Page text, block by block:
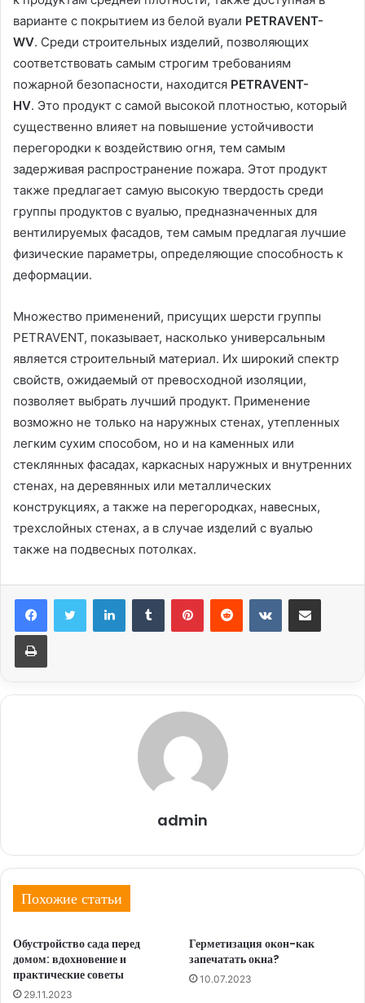
варианте с покрытием из белой вуали PETRAVENT-
WV. Среди строительных изделий, позволяющих
соответствовать самым строгим требованиям
пожарной безопасности, находится PETRAVENT-
HV. Это продукт с самой высокой плотностью, который
существенно влияет на повышение устойчивости
перегородки к воздействию огня, тем самым
задерживая распространение пожара. Этот продукт
также предлагает самую высокую твердость среди
группы продуктов с вуалью, предназначенных для
вентилируемых фасадов, тем самым предлагая лучшие
физические параметры, определяющие способность к
деформации.
Множество применений, присущих шерсти группы
PETRAVENT, показывает, насколько универсальным
является строительный материал. Их широкий спектр
свойств, ожидаемый от превосходной изоляции,
позволяет выбрать лучший продукт. Применение
возможно не только на наружных стенах, утепленных
легким сухим способом, но и на каменных или
стеклянных фасадах, каркасных наружных и внутренних
стенах, на деревянных или металлических
конструкциях, а также на перегородках, навесных,
трехслойных стенах, а в случае изделий с вуалью
также на подвесных потолках.
LinkedInTumblr PinterestReddit ВконтактеПоделиться через электронную почту
Печатать
admin
Похожие статьи
Обустройство сада перед
домом: вдохновение и
практические советы
29.11.2023
Герметизация окон-как
запечатать окна?
10.07.2023